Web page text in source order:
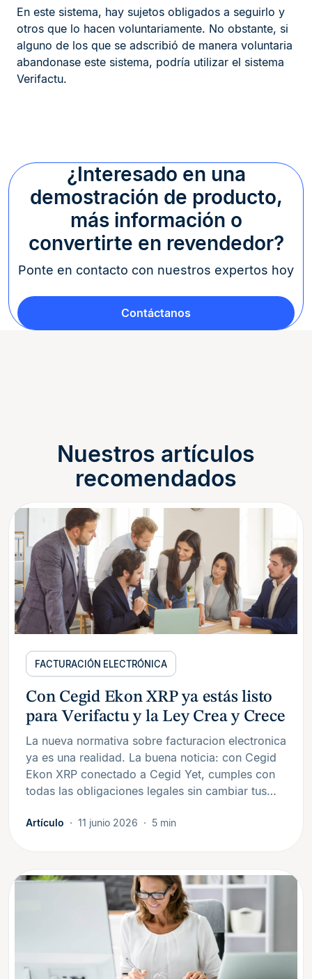
En este sistema, hay sujetos obligados a seguirlo y
otros que lo hacen voluntariamente. No obstante, si
alguno de los que se adscribió de manera voluntaria
abandonase este sistema, podría utilizar el sistema
Verifactu.
¿Interesado en una
demostración de producto,
más información o
convertirte en revendedor?
Ponte en contacto con nuestros expertos hoy
Contáctanos
Nuestros artículos
recomendados
FACTURACIÓN ELECTRÓNICA
Con Cegid Ekon XRP ya estás listo
para Verifactu y la Ley Crea y Crece
La nueva normativa sobre facturacion electronica
ya es una realidad. La buena noticia: con Cegid
Ekon XRP conectado a Cegid Yet, cumples con
todas las obligaciones legales sin cambiar tus…
Artículo 11 junio 2026 5 min